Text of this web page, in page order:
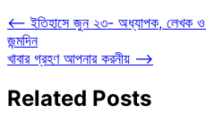
Post
navigation
⟵ ইতিহাসে জুন ২৩- অধ্যাপক, লেখক ও
জন্মদিন
খাবার গ্রহণ আপনার করনীয় ⟶
Related Posts